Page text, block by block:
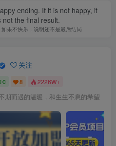
ending. If it is not happy, it
not the final result.
果不快乐，说明还不是最后结局
关注
0 8 2226W+
期而遇的温暖，和生生不息的希望